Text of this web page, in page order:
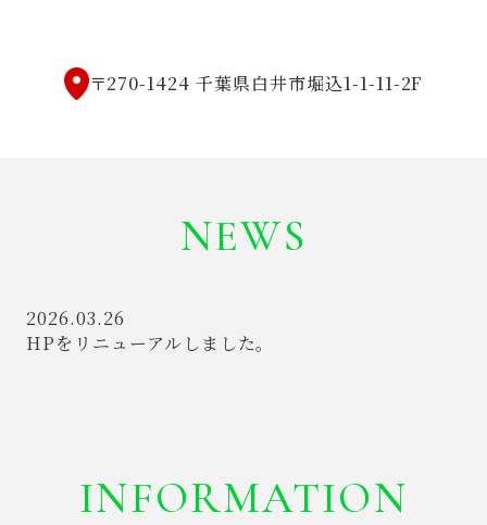
〒270-1424 千葉県白井市堀込1-1-11-2F
NEWS
2026.03.26
HPをリニューアルしました。
INFORMATION